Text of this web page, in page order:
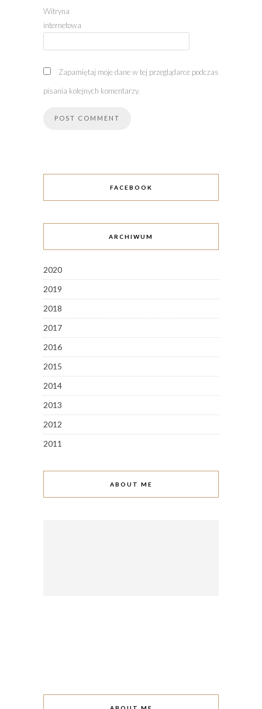
Witryna
internetowa
Zapamiętaj moje dane w tej przeglądarce podczas
pisania kolejnych komentarzy.
FACEBOOK
ARCHIWUM
2020
2019
2018
2017
2016
2015
2014
2013
2012
2011
ABOUT ME